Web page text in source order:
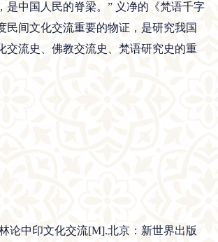
是中国人民的脊梁。” 义净的《梵语千字
民间文化交流重要的物证，是研究我国
交流史、佛教交流史、梵语研究史的重
论中印文化交流[M].北京：新世界出版